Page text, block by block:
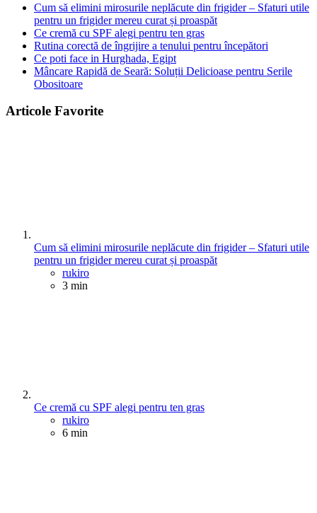
Cum să elimini mirosurile neplăcute din frigider – Sfaturi utile
pentru un frigider mereu curat și proaspăt
Ce cremă cu SPF alegi pentru ten gras
Rutina corectă de îngrijire a tenului pentru începători
Ce poti face in Hurghada, Egipt
Mâncare Rapidă de Seară: Soluții Delicioase pentru Serile
Obositoare
Articole Favorite
Cum să elimini mirosurile neplăcute din frigider – Sfaturi utile
pentru un frigider mereu curat și proaspăt
Posted
rukiro
3 min
Ce cremă cu SPF alegi pentru ten gras
Posted
rukiro
6 min